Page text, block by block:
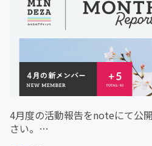
4月度の活動報告をnoteにて公
さい。